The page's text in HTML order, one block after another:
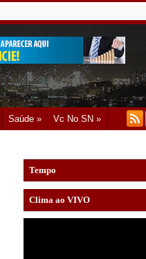
Saúde » Vc No SN »
Tempo
Clima ao VIVO